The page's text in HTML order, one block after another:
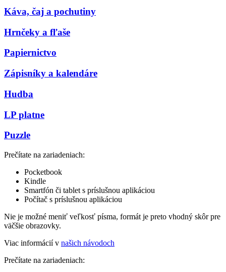
Káva, čaj a pochutiny
Hrnčeky a fľaše
Papiernictvo
Zápisníky a kalendáre
Hudba
LP platne
Puzzle
Prečítate na zariadeniach:
Pocketbook
Kindle
Smartfón či tablet s príslušnou aplikáciou
Počítač s príslušnou aplikáciou
Nie je možné meniť veľkosť písma, formát je preto vhodný skôr pre
väčšie obrazovky.
Viac informácií v našich návodoch
Prečítate na zariadeniach: